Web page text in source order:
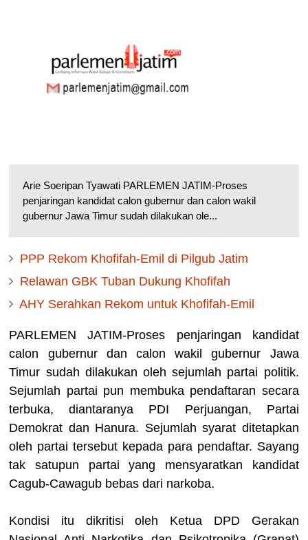
Arie Soeripan Tyawati PARLEMEN JATIM-Proses
penjaringan kandidat calon gubernur dan calon wakil
gubernur Jawa Timur sudah dilakukan ole...
PPP Rekom Khofifah-Emil di Pilgub Jatim
Relawan GBK Tuban Dukung Khofifah
AHY Serahkan Rekom untuk Khofifah-Emil
PARLEMEN JATIM-Proses penjaringan kandidat
calon gubernur dan calon wakil gubernur Jawa
Timur sudah dilakukan oleh sejumlah partai politik.
Sejumlah partai pun membuka pendaftaran secara
terbuka, diantaranya PDI Perjuangan, Partai
Demokrat dan Hanura. Sejumlah syarat ditetapkan
oleh partai tersebut kepada para pendaftar. Sayang
tak satupun partai yang mensyaratkan kandidat
Cagub-Cawagub bebas dari narkoba.
Kondisi itu dikritisi oleh Ketua DPD Gerakan